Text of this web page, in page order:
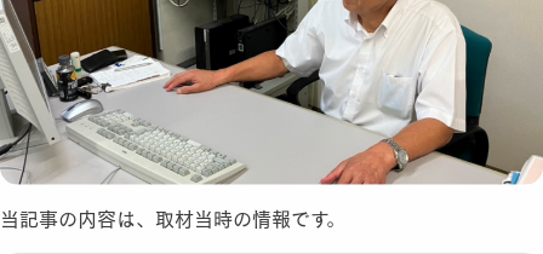
当記事の内容は、取材当時の情報です。